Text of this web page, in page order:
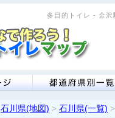
多目的トイレ - 金
石川県(地図) > 石川県(一覧) >